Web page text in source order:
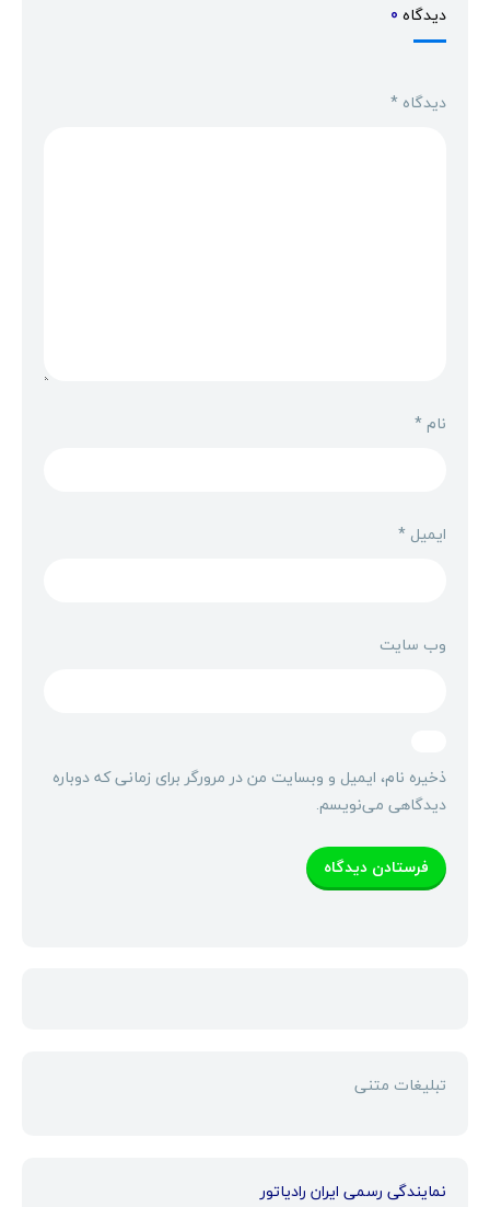
دیدگاه 0
دیدگاه *
نام*
ایمیل *
وب‌ سایت
ذخیره نام، ایمیل و وبسایت من در مرورگر برای زمانی که دوباره
دیدگاهی می‌نویسم.
تبلیغات متنی
نمایندگی رسمی ایران رادیاتور